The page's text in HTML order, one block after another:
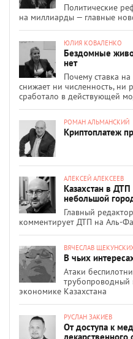
Политические
на миллиарды — главные
ЮЛИЯ КОВАЛЕНКО
Бездомные
нет
Почему ставка
снижает ни численность, ни
сработало в действующей
РОМАН АЛЬМАНСКИЙ
Криптоплатеж
АЛЕКСЕЙ АЛЕКСЕЕВ
Казахстан в
небольшой
Главный
комментирует ДТП на Аль-
ВЯЧЕСЛАВ
В чьих
Атаки
трубопроводный
экономике Казахстана
РУСЛАН ЗАКИЕВ
От доступа к